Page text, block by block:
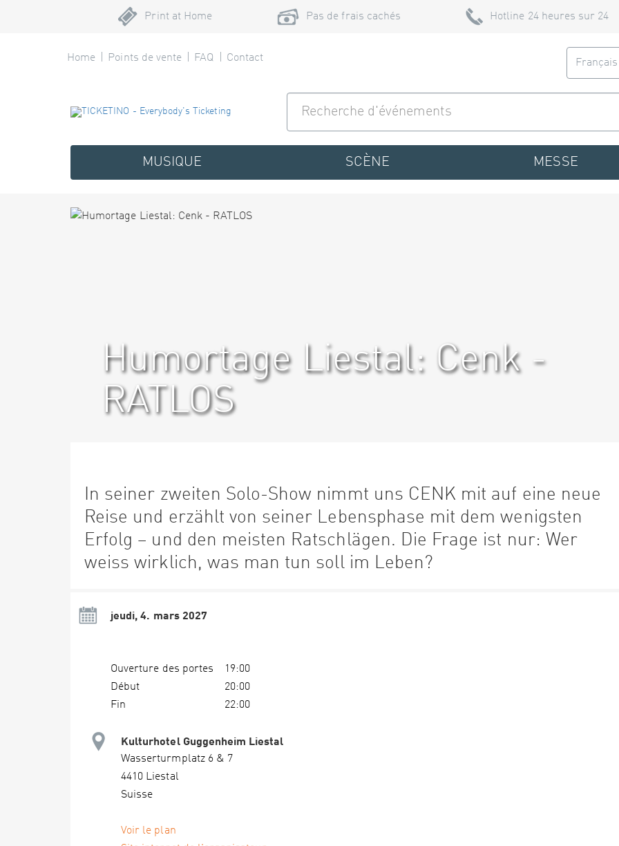
Print at Home Pas de frais cachés Hotline 24 heures sur 24
Home Points de vente FAQ Contact Français
MUSIQUE SCÈNE MESSE
Humortage Liestal: Cenk -
RATLOS
In seiner zweiten Solo-Show nimmt uns CENK mit auf eine neue
Reise und erzählt von seiner Lebensphase mit dem wenigsten
Erfolg – und den meisten Ratschlägen. Die Frage ist nur: Wer
weiss wirklich, was man tun soll im Leben? ‍
jeudi, 4. mars 2027
Ouverture des portes
19:00
Début
20:00
Fin
22:00
Kulturhotel Guggenheim Liestal
Wasserturmplatz 6 & 7
4410 Liestal
Suisse
Voir le plan